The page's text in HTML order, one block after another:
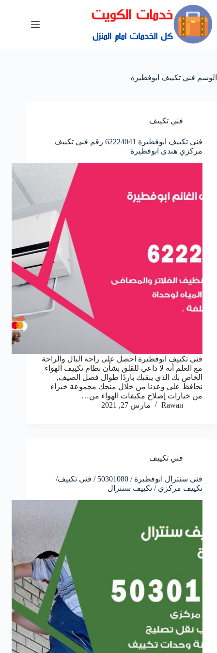
الوسم فني تكييف ابوفطيرة
فني تكييف
فني تكييف ابوفطيرة 62224041 رقم فني تكييف
مركزي هندي ابوفطيرة
فني تكييف ابوفطيرة احصل على راحة البال والراحة
مع العلم أنه لا داعي للقلق بشأن نظام تكييف الهواء
الخاص بك الذي يبقيك باردًا طوال فصل الصيف,
نحافظ على وعدنا من خلال منحك مجموعة خبراء
من خيارات إصلاح مكيفات الهواء من…
Rawan
مارس 27, 2021
فني تكييف
فني سنترال ابوفطيرة / 50301080 / فني تكييف/
تكييف مركزي / تكييف سنترال